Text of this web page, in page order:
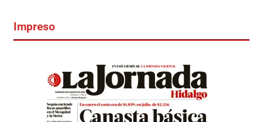
Impreso